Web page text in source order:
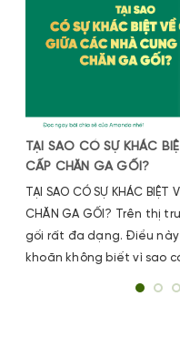
TẠI SAO CÓ SỰ KHÁC
CẤP CHĂN GA GỐI?
TẠI SAO CÓ SỰ KHÁC
CHĂN GA GỐI? Trên thị
gối rất đa dạng. Điều
khoăn không biết vì sao